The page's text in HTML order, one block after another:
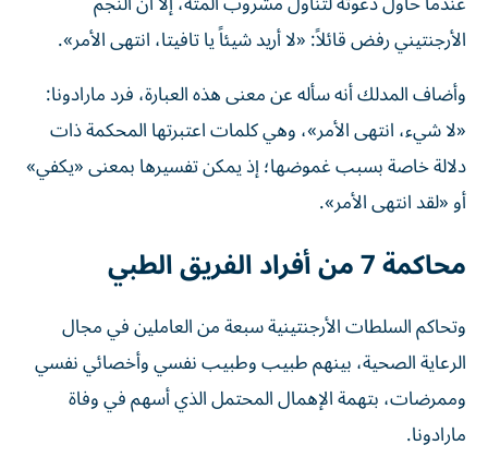
الأرجنتيني رفض قائلاً: «لا أريد شيئاً يا تافيتا، انتهى الأمر».
وأضاف المدلك أنه سأله عن معنى هذه العبارة، فرد مارادونا:
«لا شيء، انتهى الأمر»، وهي كلمات اعتبرتها المحكمة ذات
دلالة خاصة بسبب غموضها؛ إذ يمكن تفسيرها بمعنى «يكفي»
أو «لقد انتهى الأمر».
محاكمة 7 من أفراد الفريق الطبي
وتحاكم السلطات الأرجنتينية سبعة من العاملين في مجال
الرعاية الصحية، بينهم طبيب وطبيب نفسي وأخصائي نفسي
وممرضات، بتهمة الإهمال المحتمل الذي أسهم في وفاة
مارادونا.